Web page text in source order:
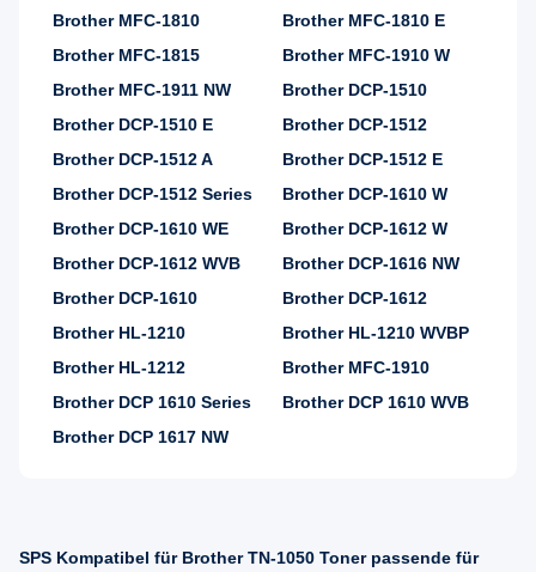
Brother MFC-1810
Brother MFC-1810 E
Brother MFC-1815
Brother MFC-1910 W
Brother MFC-1911 NW
Brother DCP-1510
Brother DCP-1510 E
Brother DCP-1512
Brother DCP-1512 A
Brother DCP-1512 E
Brother DCP-1512 Series
Brother DCP-1610 W
Brother DCP-1610 WE
Brother DCP-1612 W
Brother DCP-1612 WVB
Brother DCP-1616 NW
Brother DCP-1610
Brother DCP-1612
Brother HL-1210
Brother HL-1210 WVBP
Brother HL-1212
Brother MFC-1910
Brother DCP 1610 Series
Brother DCP 1610 WVB
Brother DCP 1617 NW
SPS Kompatibel für Brother TN-1050 Toner passende für